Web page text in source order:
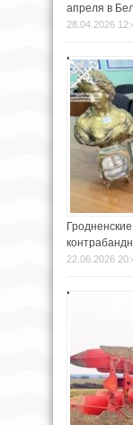
апреля в
28.04.2026
22.06.2026